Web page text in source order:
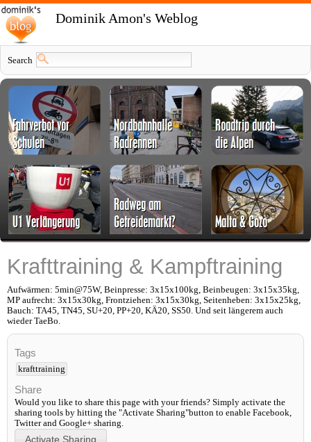
Dominik Amon's Weblog
Search
Krafttraining & Kampftraining
Aufwärmen: 5min@75W, Beinpresse: 3x15x100kg, Beinbeugen: 3x15x35kg,
MP aufrecht: 3x15x30kg, Frontziehen: 3x15x30kg, Seitenheben: 3x15x25kg,
Bauch: TA45, TN45, SU+20, PP+20, KÄ20, SS50. Und seit längerem auch
wieder TaeBo.
Tags
krafttraining
Share
Would you like to share this page with your friends? Simply activate the
sharing tools by hitting the "Activate Sharing"button to enable Facebook,
Twitter and Google+ sharing.